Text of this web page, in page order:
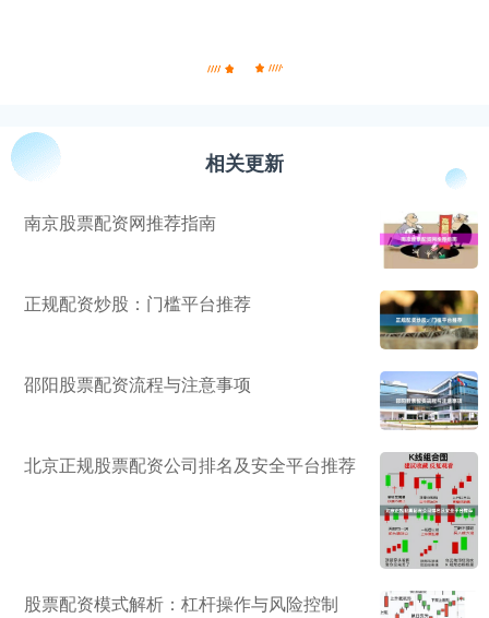
相关更新
南京股票配资网推荐指南
正规配资炒股：门槛平台推荐
邵阳股票配资流程与注意事项
北京正规股票配资公司排名及安全平台推荐
股票配资模式解析：杠杆操作与风险控制